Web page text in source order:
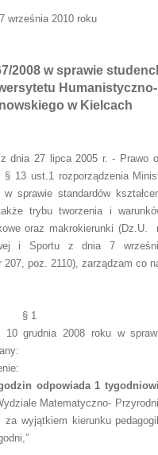
września 2010 roku
2008 w sprawie
w Kielcach
dnia 27 lipca 2005 r. - Prawo
13 ust.1 rozporządzenia
standardów
trybu tworzenia i
oraz makrokierunki (Dz.U.
i Sportu z dnia 7
poz. 2110), zarządzam co
§ 1
grudnia 2008 roku w
odpowiada 1
Matematyczno-
wyjątkiem kierunku